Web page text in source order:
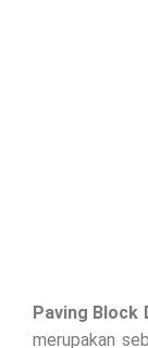
Paving Block
merupakan